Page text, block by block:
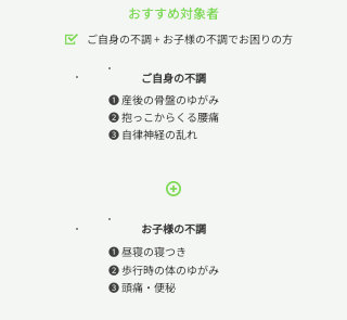
​おすすめ対象者
​ ご自身の不調 + お子様の不調でお困りの方
ご自身の不調
❶ 産後の骨盤のゆがみ
❷ 抱っこからくる腰痛
​❸ 自律神経の乱れ
お子様の不調
❶ 昼寝の寝つき
❷ 歩行時の体のゆがみ
​❸ 頭痛・便秘